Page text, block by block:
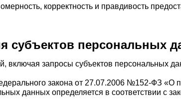
корректность и правдивость
субъектов персональных
запросы субъектов персональных
закона от 27.07.2006 №152-ФЗ «О
данных определяется в соответствии с